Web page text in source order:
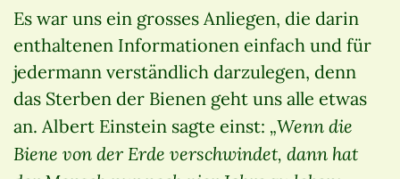
Es war uns ein grosses Anliegen, die darin
enthaltenen Informationen einfach und für
jedermann verständlich darzulegen, denn
das Sterben der Bienen geht uns alle etwas
an. Albert Einstein sagte einst: „Wenn die
Biene von der Erde verschwindet, dann hat